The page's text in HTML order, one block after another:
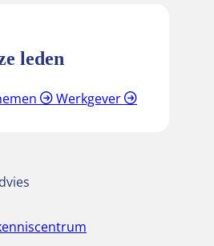
leden
Werkgever